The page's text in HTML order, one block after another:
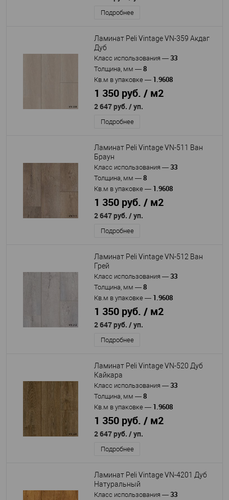
Подробнее
Ламинат Peli Vintage VN-359 Акдаг
Дуб
Класс использования — 33
Толщина, мм — 8
Кв.м в упаковке — 1.9608
1 350 руб. / м2
2 647 руб. / уп.
Подробнее
Ламинат Peli Vintage VN-511 Ван
Браун
Класс использования — 33
Толщина, мм — 8
Кв.м в упаковке — 1.9608
1 350 руб. / м2
2 647 руб. / уп.
Подробнее
Ламинат Peli Vintage VN-512 Ван
Грей
Класс использования — 33
Толщина, мм — 8
Кв.м в упаковке — 1.9608
1 350 руб. / м2
2 647 руб. / уп.
Подробнее
Ламинат Peli Vintage VN-520 Дуб
Кайкара
Класс использования — 33
Толщина, мм — 8
Кв.м в упаковке — 1.9608
1 350 руб. / м2
2 647 руб. / уп.
Подробнее
Ламинат Peli Vintage VN-4201 Дуб
Натуральный
Класс использования — 33